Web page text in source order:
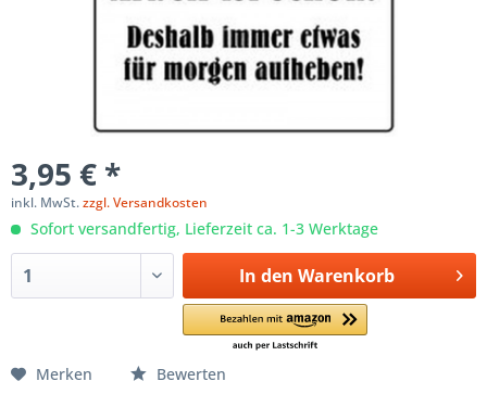
3,95 € *
inkl. MwSt.zzgl. Versandkosten
Sofort versandfertig, Lieferzeit ca. 1-3 Werktage
In den Warenkorb
Merken Bewerten